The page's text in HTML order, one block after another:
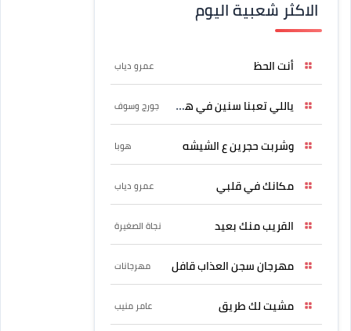
الاكثر شعبية اليوم
أنت الحظ عمرو دياب
ياللي تعبنا سنين في هواه جورج وسوف
وشربت حجرين ع الشيشه هوبا
مكانك في قلبي عمرو دياب
القريب منك بعيد نجاة الصغيرة
مهرجان سجن العذاب قافل مهرجانات
مشيت لك طريق عامر منيب